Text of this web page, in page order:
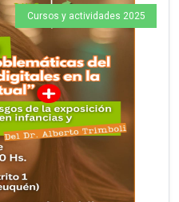
Cursos y actividades 2025